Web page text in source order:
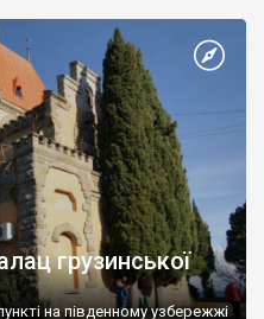
грузинської
на південному узбережжі